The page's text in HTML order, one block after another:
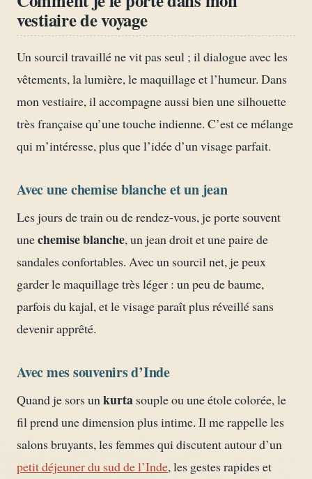
vestiaire de voyage
Un sourcil travaillé ne vit pas seul ; il dialogue avec les
vêtements, la lumière, le maquillage et l’humeur. Dans
mon vestiaire, il accompagne aussi bien une silhouette
très française qu’une touche indienne. C’est ce mélange
qui m’intéresse, plus que l’idée d’un visage parfait.
Avec une chemise blanche et un jean
Les jours de train ou de rendez-vous, je porte souvent
unechemise blanche, un jean droit et une paire de
sandales confortables. Avec un sourcil net, je peux
garder le maquillage très léger : un peu de baume,
parfois du kajal, et le visage paraît plus réveillé sans
devenir apprêté.
Avec mes souvenirs d’Inde
Quand je sors unkurta souple ou une étole colorée, le
fil prend une dimension plus intime. Il me rappelle les
salons bruyants, les femmes qui discutent autour d’un
petit déjeuner du sud de l’Inde, les gestes rapides et